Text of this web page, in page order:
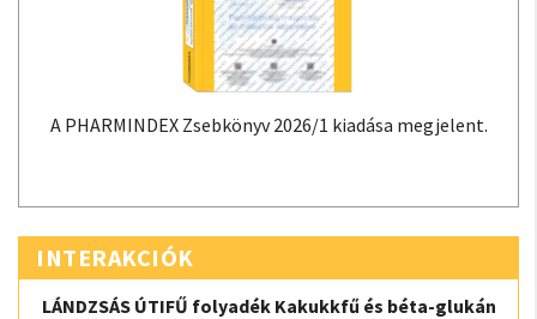
A PHARMINDEX Zsebkönyv 2026/1 kiadása megjelent.
INTERAKCIÓK
LÁNDZSÁS ÚTIFŰ folyadék Kakukkfű és béta-glukán